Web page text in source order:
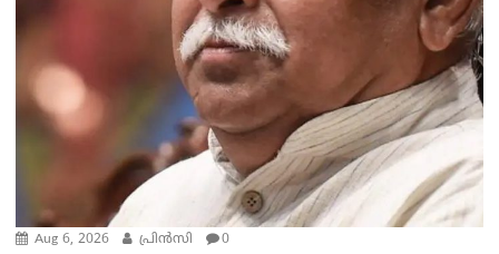
Aug 6, 2026 പ്രിന്‍സി 0